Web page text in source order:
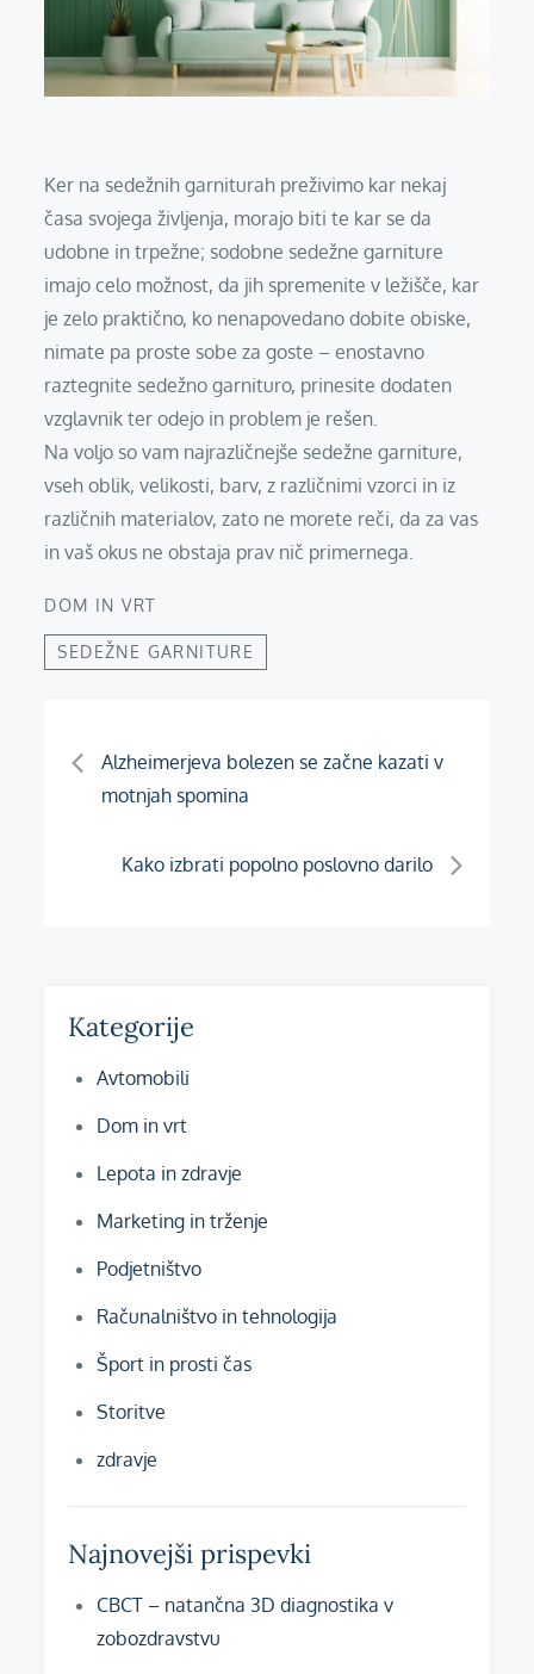
Ker na sedežnih garniturah preživimo kar nekaj
časa svojega življenja, morajo biti te kar se da
udobne in trpežne; sodobne sedežne garniture
imajo celo možnost, da jih spremenite v ležišče, kar
je zelo praktično, ko nenapovedano dobite obiske,
nimate pa proste sobe za goste – enostavno
raztegnite sedežno garnituro, prinesite dodaten
vzglavnik ter odejo in problem je rešen.
Na voljo so vam najrazličnejše sedežne garniture,
vseh oblik, velikosti, barv, z različnimi vzorci in iz
različnih materialov, zato ne morete reči, da za vas
in vaš okus ne obstaja prav nič primernega.
DOM IN VRT
SEDEŽNE GARNITURE
Navigacija
prispevka
Alzheimerjeva bolezen se začne kazati v
motnjah spomina
Kako izbrati popolno poslovno darilo
Kategorije
Avtomobili
Dom in vrt
Lepota in zdravje
Marketing in trženje
Podjetništvo
Računalništvo in tehnologija
Šport in prosti čas
Storitve
zdravje
Najnovejši prispevki
CBCT – natančna 3D diagnostika v
zobozdravstvu